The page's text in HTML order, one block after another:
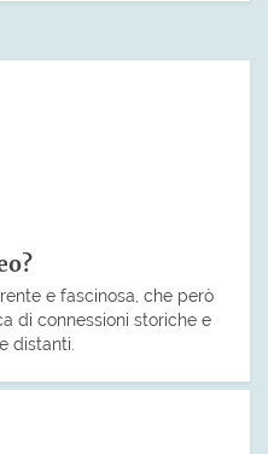
e fascinosa, che però
di connessioni storiche e
distanti.